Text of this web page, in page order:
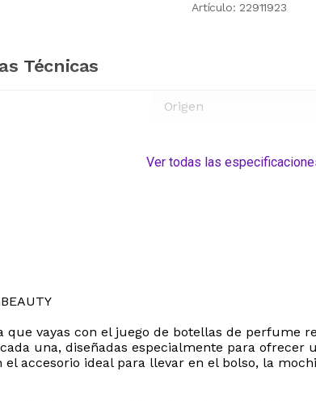
Artículo: 22911923
Técnicas
Origen
Ver todas las
vayas con el juego de botellas de perfume
una, diseñadas especialmente para
accesorio ideal para llevar en el bolso, la